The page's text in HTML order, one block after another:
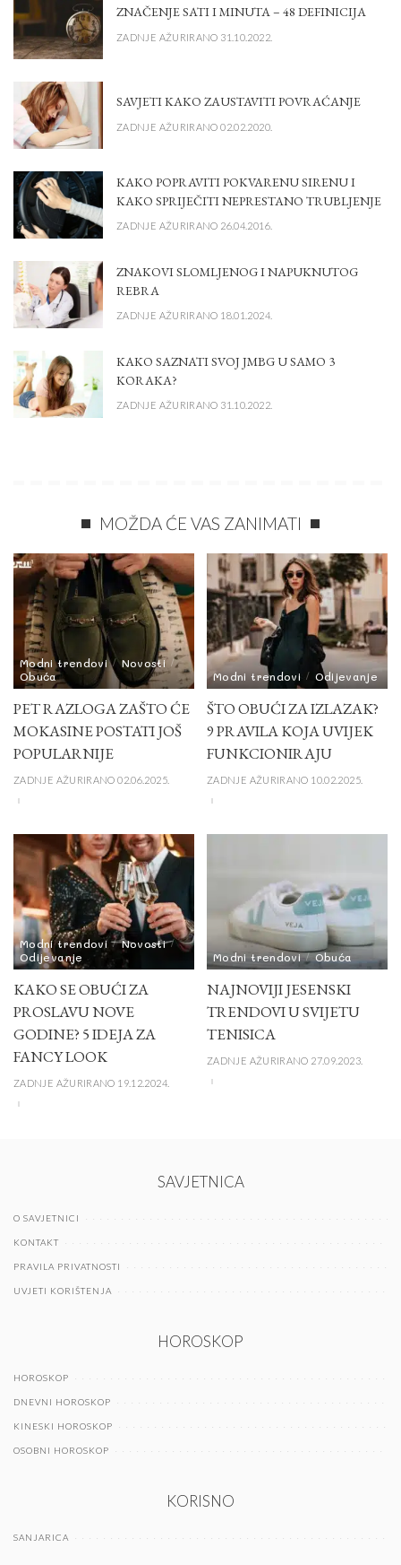
ZNAČENJE SATI I MINUTA – 48 DEFINICIJA
ZADNJE AŽURIRANO 31.10.2022.
SAVJETI KAKO ZAUSTAVITI POVRAĆANJE
ZADNJE AŽURIRANO 02.02.2020.
KAKO POPRAVITI POKVARENU SIRENU I
KAKO SPRIJEČITI NEPRESTANO TRUBLJENJE
ZADNJE AŽURIRANO 26.04.2016.
ZNAKOVI SLOMLJENOG I NAPUKNUTOG
REBRA
ZADNJE AŽURIRANO 18.01.2024.
KAKO SAZNATI SVOJ JMBG U SAMO 3
KORAKA?
ZADNJE AŽURIRANO 31.10.2022.
MOŽDA ĆE VAS ZANIMATI
Modni trendovi
Novosti
Obuća
PET RAZLOGA ZAŠTO ĆE
MOKASINE POSTATI JOŠ
POPULARNIJE
ZADNJE AŽURIRANO 02.06.2025.
Modni trendovi Odijevanje
ŠTO OBUĆI ZA IZLAZAK?
9 PRAVILA KOJA UVIJEK
FUNKCIONIRAJU
ZADNJE AŽURIRANO 10.02.2025.
Modni trendovi
Novosti
Odijevanje
KAKO SE OBUĆI ZA
PROSLAVU NOVE
GODINE? 5 IDEJA ZA
FANCY LOOK
ZADNJE AŽURIRANO 19.12.2024.
Modni trendovi Obuća
NAJNOVIJI JESENSKI
TRENDOVI U SVIJETU
TENISICA
ZADNJE AŽURIRANO 27.09.2023.
SAVJETNICA
O SAVJETNICI
KONTAKT
PRAVILA PRIVATNOSTI
UVJETI KORIŠTENJA
HOROSKOP
HOROSKOP
DNEVNI HOROSKOP
KINESKI HOROSKOP
OSOBNI HOROSKOP
KORISNO
SANJARICA